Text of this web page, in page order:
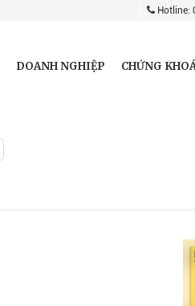
Hotline:
DOANH NGHIỆP CHỨNG